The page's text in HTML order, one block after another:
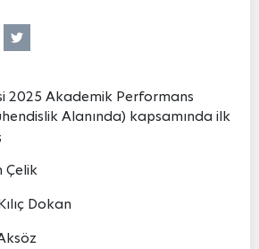
2025 Akademik Performans
Alanında) kapsamında ilk
Çelik
Dokan